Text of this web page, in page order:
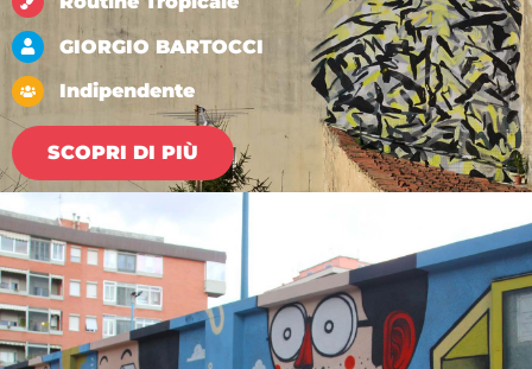
GIORGIO BARTOCCI
Indipendente
SCOPRI DI PIÙ